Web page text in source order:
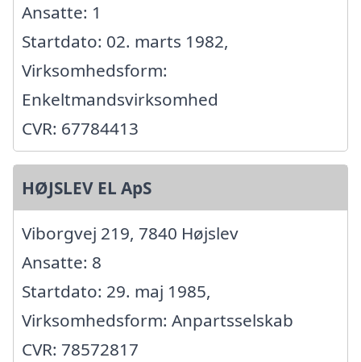
Ansatte: 1
Startdato: 02. marts 1982,
Virksomhedsform:
Enkeltmandsvirksomhed
CVR: 67784413
HØJSLEV EL ApS
Viborgvej 219, 7840 Højslev
Ansatte: 8
Startdato: 29. maj 1985,
Virksomhedsform: Anpartsselskab
CVR: 78572817